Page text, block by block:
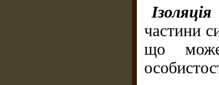
частини
що може